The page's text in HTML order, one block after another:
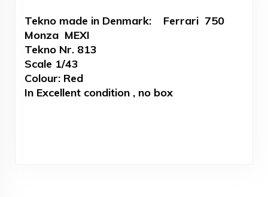
Tekno made in Denmark: Ferrari 750
Monza MEXI
Tekno Nr. 813
Scale 1/43
Colour: Red
In Excellent condition , no box